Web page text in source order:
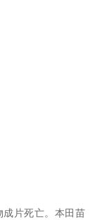
片死亡。本田苗